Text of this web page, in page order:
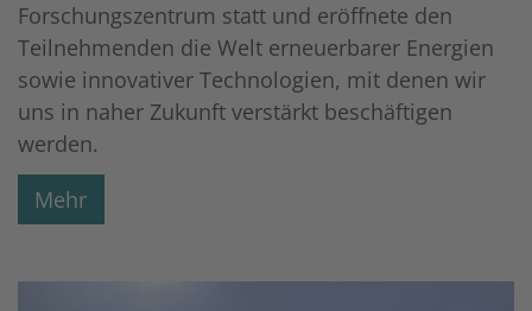
Forschungszentrum statt und eröffnete den
Teilnehmenden die Welt erneuerbarer Energien
sowie innovativer Technologien, mit denen wir
uns in naher Zukunft verstärkt beschäftigen
werden.
Mehr